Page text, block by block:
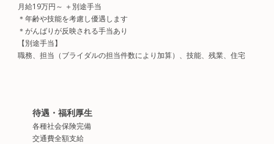
月給19万円～ ＋別途手当
＊年齢や技能を考慮し優遇します
＊がんばりが反映される手当あり
【別途手当】
職務、担当（ブライダルの担当件数により加算）、技能、残業、住宅
待遇・福利厚生
各種社会保険完備
交通費全額支給